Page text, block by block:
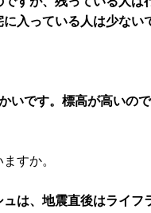
入っている人は少ない
いです。標高が高いの
すか。
は、地震直後はライフ